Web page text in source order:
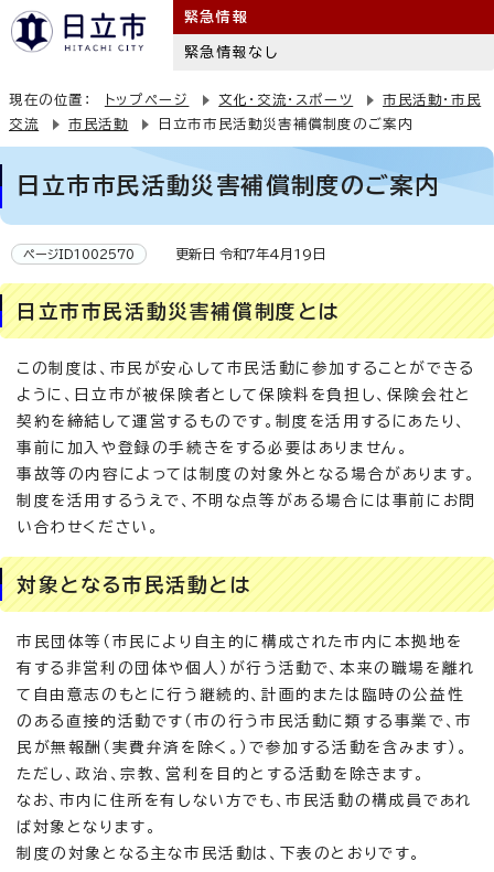
緊急情報
緊急情報なし
現在の位置： トップページ 文化・交流・スポーツ
市民活動・市民
交流
市民活動 日立市市民活動災害補償制度のご案内
日立市市民活動災害補償制度のご案内
ページID1002570 更新日 令和7年4月19日
日立市市民活動災害補償制度とは
この制度は、市民が安心して市民活動に参加することができる
ように、日立市が被保険者として保険料を負担し、保険会社と
契約を締結して運営するものです。制度を活用するにあたり、
事前に加入や登録の手続きをする必要はありません。
事故等の内容によっては制度の対象外となる場合があります。
制度を活用するうえで、不明な点等がある場合には事前にお問
い合わせください。
対象となる市民活動とは
市民団体等（市民により自主的に構成された市内に本拠地を
有する非営利の団体や個人）が行う活動で、本来の職場を離れ
て自由意志のもとに行う継続的、計画的または臨時の公益性
のある直接的活動です（市の行う市民活動に類する事業で、市
民が無報酬（実費弁済を除く。）で参加する活動を含みます）。
ただし、政治、宗教、営利を目的とする活動を除きます。
なお、市内に住所を有しない方でも、市民活動の構成員であれ
ば対象となります。
制度の対象となる主な市民活動は、下表のとおりです。